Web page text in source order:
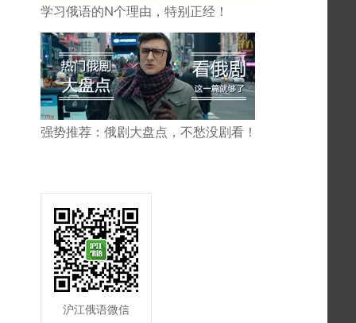
学习俄语的N个理由，特别正经！
强势推荐：俄剧大盘点，不愁没剧看！
沪江俄语微信